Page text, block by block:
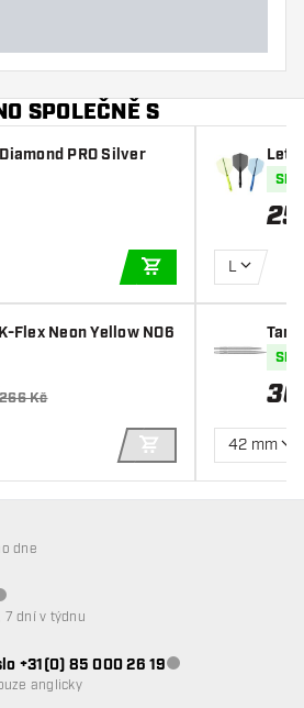
SPOLEČNĚ S
PRO Silver
PŘIDAT DO KOŠÍKU
Flex Neon Yellow NO6
266 Kč
PŘIDAT DO KOŠÍKU
L
42 mm
dne
servis nedostupný
7 dní v týdnu
+31(0) 85 000 26 19Zákaznický servis
anglicky